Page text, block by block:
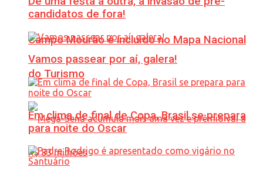
Campo Mourão é incluído no Mapa Nacional
do Turismo
candidatos de fora!
Vamos passear por aí, galera!
Em clima de final de Copa, Brasil se prepara
para noite do Oscar